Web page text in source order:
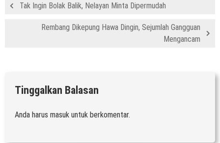
Tak Ingin Bolak Balik, Nelayan Minta Dipermudah
Rembang Dikepung Hawa Dingin, Sejumlah Gangguan
Mengancam
Tinggalkan Balasan
Anda harus masuk untuk berkomentar.